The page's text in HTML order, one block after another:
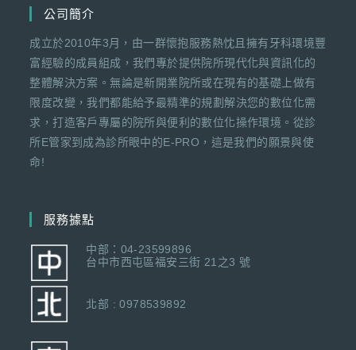
公司簡介
成立於2010年3月，由一群懷抱服務熱忱且擁有牙科環境豐
富經驗的成員組成，我們專於提供院所現代化與資訊化的
整體解決方案。無論是新開業院所或在現有的基礎上做有
限度改變，我們都能給予最精準的規劃解決您的數位化需
求，打造客戶專屬的院所與便利的數位化操作環境。從診
所E管家到成為診所眼中的E-PRO，這是我們的願景與使
命!
服務據點
中部：04-23599896
台中市西屯區福安三街 21之3 號
北部 : 0978539892